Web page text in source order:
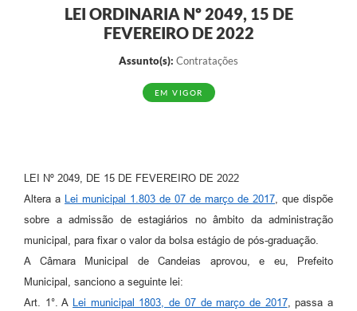
Conselhos Municipais
Fila de espera SUS
Canal da Ouvidoria
Prevican
Publicações
LEI ORDINARIA Nº 2049, 15 DE
FEVEREIRO DE 2022
Assunto(s): Contratações
EM VIGOR
LEI Nº 2049, DE 15 DE FEVEREIRO DE 2022
Altera a Lei municipal 1.803 de 07 de março de 2017, que dispõe
sobre a admissão de estagiários no âmbito da administração
municipal, para fixar o valor da bolsa estágio de pós-graduação.
A Câmara Municipal de Candeias aprovou, e eu, Prefeito
Municipal, sanciono a seguinte lei:
Art. 1°. A Lei municipal 1803, de 07 de março de 2017, passa a